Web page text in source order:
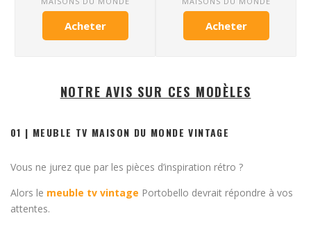
Acheter Acheter
NOTRE AVIS SUR CES MODÈLES
01 | MEUBLE TV MAISON DU MONDE VINTAGE
Vous ne jurez que par les pièces d’inspiration rétro ?
Alors le meuble tv vintage Portobello devrait répondre à vos
attentes.